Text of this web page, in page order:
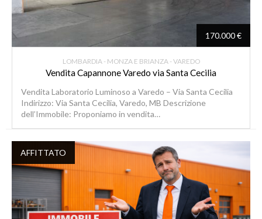
170.000 €
LOMBARDIA - MONZA E BRIANZA - VAREDO
Vendita Capannone Varedo via Santa Cecilia
Vendita Laboratorio Luminoso a Varedo – Via Santa Cecilia
Indirizzo: Via Santa Cecilia, Varedo, MB Descrizione
dell’Immobile: Proponiamo in vendita…
AFFITTATO